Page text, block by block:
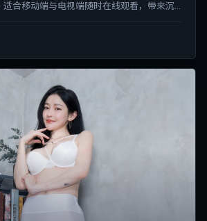
适合移动端与电视端随时在线观看，带来沉